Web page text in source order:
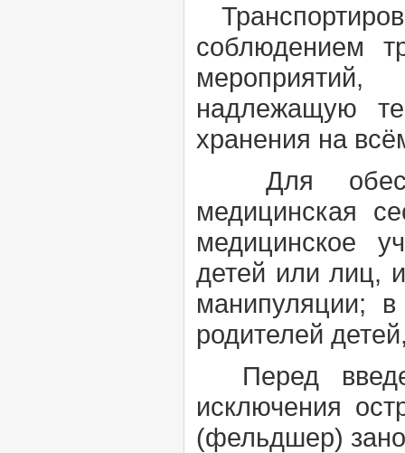
соблюдением
надлежащую
хранения на
Для
медицинская
медицинское
детей или лиц,
манипуляции;
родителей
Перед
исключения
(фельдшер)